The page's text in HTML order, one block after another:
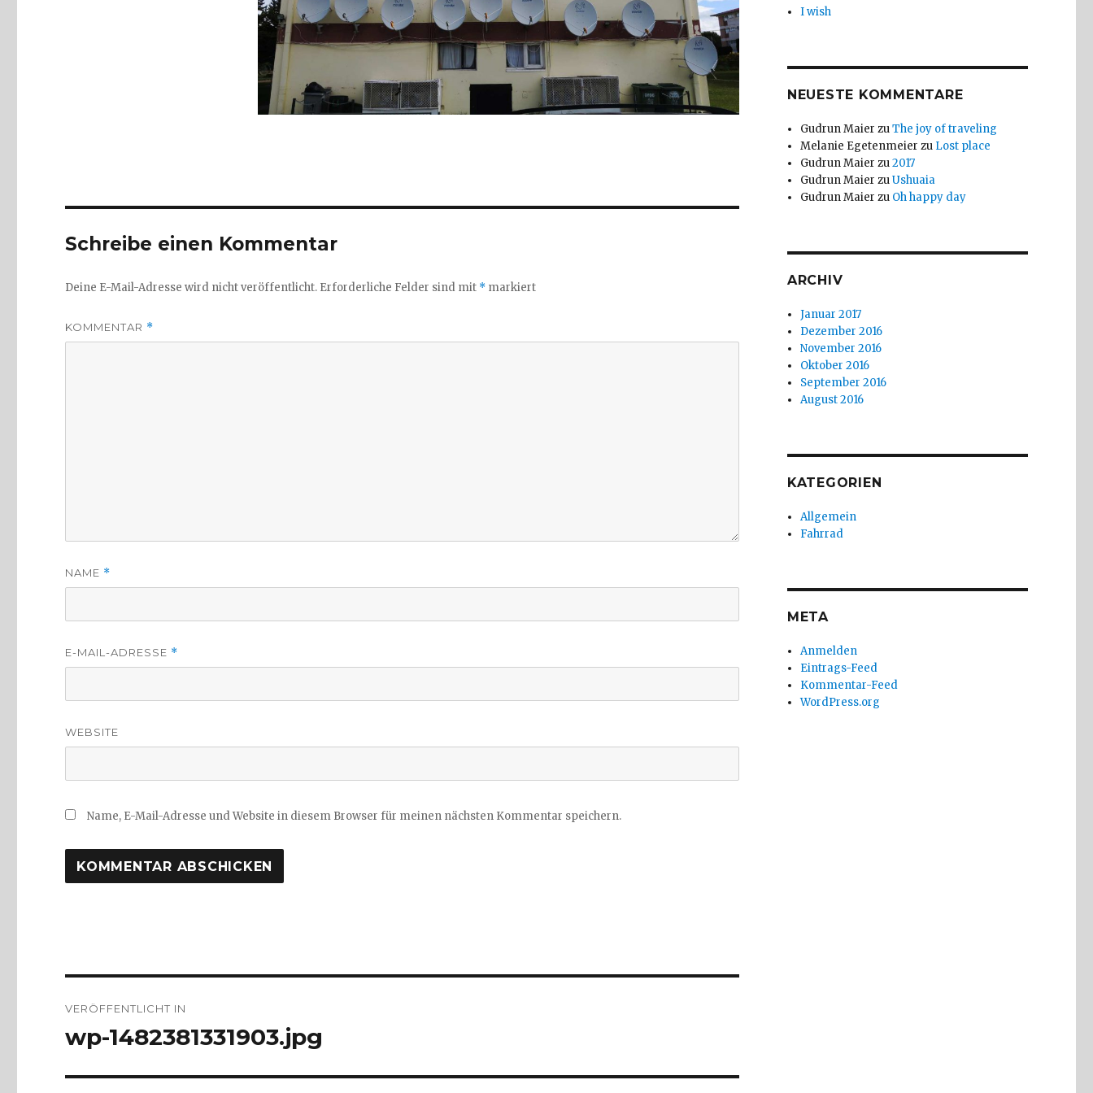
Schreibe einen Kommentar
Deine E-Mail-Adresse wird nicht veröffentlicht. Erforderliche Felder sind mit * markiert
KOMMENTAR *
NAME *
E-MAIL-ADRESSE *
WEBSITE
Name, E-Mail-Adresse und Website in diesem Browser für meinen nächsten Kommentar speichern.
VERÖFFENTLICHT IN
wp-1482381331903.jpg
I wish
NEUESTE KOMMENTARE
Gudrun Maier zuThe joy of traveling
Melanie Egetenmeier zu Lost place
Gudrun Maier zu2017
Gudrun Maier zuUshuaia
Gudrun Maier zu Oh happy day
ARCHIV
Januar 2017
Dezember 2016
November 2016
Oktober 2016
September 2016
August 2016
KATEGORIEN
Allgemein
Fahrrad
META
Anmelden
Eintrags-Feed
Kommentar-Feed
WordPress.org